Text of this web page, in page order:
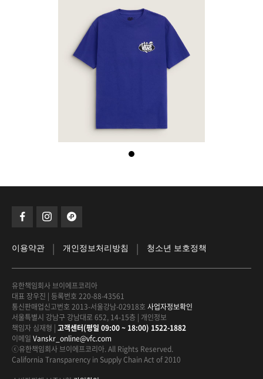
이용약관 | 개인정보처리방침 | 청소년 보호정책
유한책임회사 브이에프코리아
대표 장우진 | 등록번호 220-88-43561
통신판매업신고번호 2013-서울강남-02918호 사업자정보확인
서울특별시 강남구 강남대로 652, 14-15층 | 개인정보
책임자 심재형 | 고객센터(평일 09:00 ~ 18:00) 1522-1882
이메일 Vanskr_online@vfc.com
ⓒ유한책임회사 브이에프코리아. All Rights Reserved.
California Transparency in Supply Chain Act of 2010